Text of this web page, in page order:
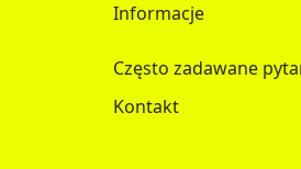
Informacje
Często zadawane
Kontakt